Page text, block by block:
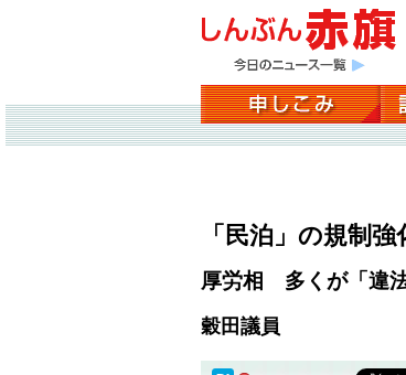
「民泊」の規制強
厚労相 多くが「違
穀田議員